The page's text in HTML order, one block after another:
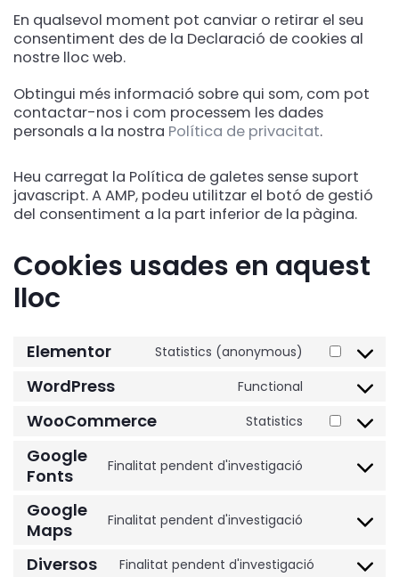
En qualsevol moment pot canviar o retirar el seu
consentiment des de la Declaració de cookies al
nostre lloc web.
Obtingui més informació sobre qui som, com pot
contactar-nos i com processem les dades
personals a la nostra Política de privacitat.
Heu carregat la Política de galetes sense suport
javascript. A AMP, podeu utilitzar el botó de gestió
del consentiment a la part inferior de la pàgina.
Cookies usades en aquest
lloc
Elementor Statistics (anonymous)
elementor
WordPress Functional
wordpress
WooCommerce Statistics
Google
Fonts
Finalitat pendent d'investigació
google-
fonts
Google
Maps
Finalitat pendent d'investigació
google-
maps
Diversos Finalitat pendent d'investigació
to
diversos